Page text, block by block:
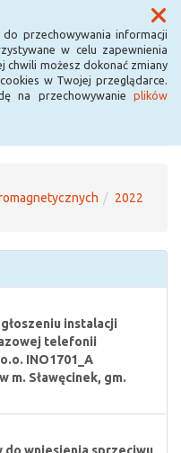
przechowywania informacji
w celu zapewnienia
chwili możesz dokonać zmiany
w Twojej przeglądarce.
na przechowywanie plików
Menu
2022
instalacji
telefonii
INO1701_A
m. Sławęcinek, gm.